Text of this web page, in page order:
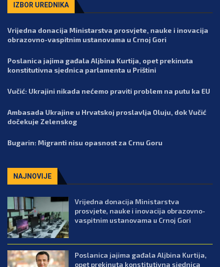
IZBOR UREDNIKA
Vrijedna donacija Ministarstva prosvjete, nauke i inovacija
obrazovno-vaspitnim ustanovama u Crnoj Gori
Poslanica jajima gađala Aljbina Kurtija, opet prekinuta
konstitutivna sjednica parlamenta u Prištini
Vučić: Ukrajini nikada nećemo praviti problem na putu ka EU
Ambasada Ukrajine u Hrvatskoj proslavlja Oluju, dok Vučić
dočekuje Zelenskog
Bugarin: Migranti nisu opasnost za Crnu Goru
NAJNOVIJE
Vrijedna donacija Ministarstva
prosvjete, nauke i inovacija obrazovno-
vaspitnim ustanovama u Crnoj Gori
Poslanica jajima gađala Aljbina Kurtija,
opet prekinuta konstitutivna sjednica